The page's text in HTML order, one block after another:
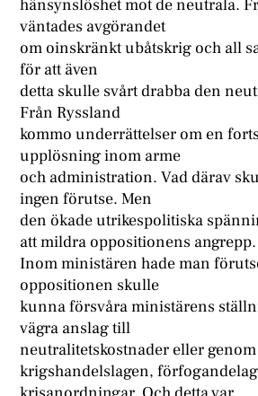
hänsynslöshet mot de neutrala.
väntades avgörandet
om oinskränkt ubåtskrig och all
för att även
detta skulle svårt drabba den
Från Ryssland
kommo underrättelser om en
upplösning inom arme
och administration. Vad därav
ingen förutse. Men
den ökade utrikespolitiska
att mildra oppositionens angrepp.
Inom ministären hade man
oppositionen skulle
kunna försvåra ministärens
vägra anslag till
neutralitetskostnader eller
krigshandelslagen,